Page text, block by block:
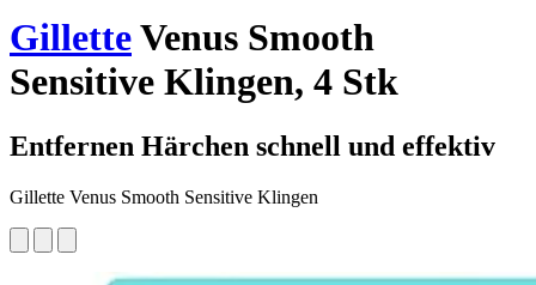
GilletteVenus Smooth
Sensitive Klingen, 4 Stk
Entfernen Härchen schnell und effektiv
Gillette Venus Smooth Sensitive Klingen